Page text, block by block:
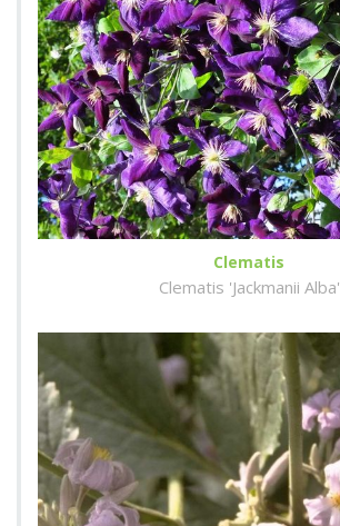
Clematis
Clematis 'Jackmanii Alba'